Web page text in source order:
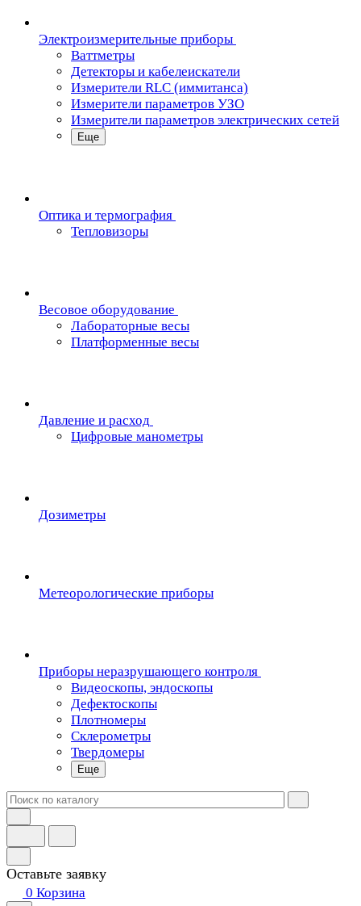
Электроизмерительные приборы
Ваттметры
Детекторы и кабелеискатели
Измерители RLC (иммитанса)
Измерители параметров УЗО
Измерители параметров электрических сетей
Еще
Oптика и термография
Тепловизоры
Весовое оборудование
Лабораторные весы
Платформенные весы
Давление и расход
Цифровые манометры
Дозиметры
Метеорологические приборы
Приборы неразрушающего контроля
Видеоскопы, эндоскопы
Дефектоскопы
Плотномеры
Склерометры
Твердомеры
Еще
Оставьте заявку
0 Корзина